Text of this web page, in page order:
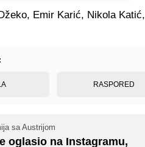
Emir Karić, Nikola Katić,
RASPORED
sa Austrijom
oglasio na Instagramu,